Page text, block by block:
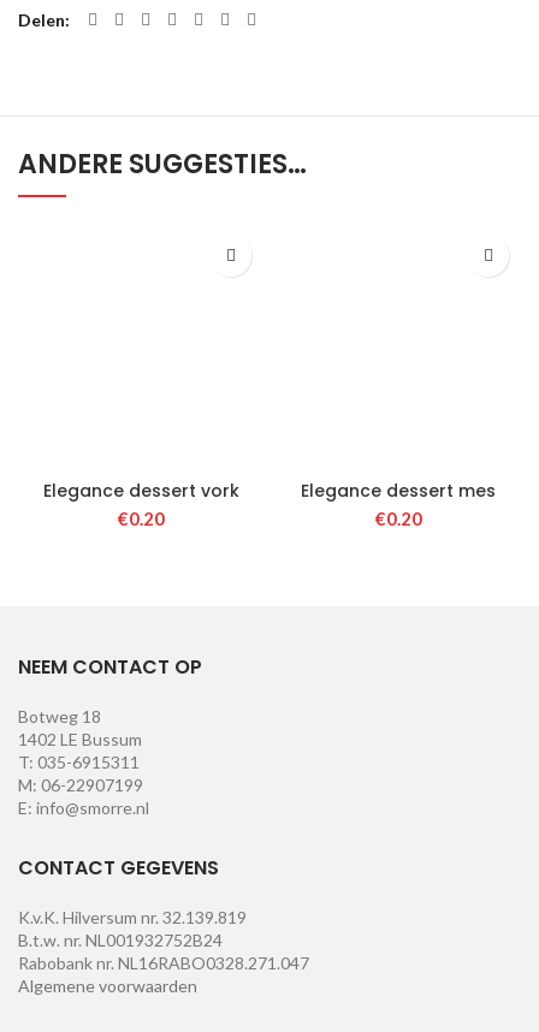
Delen
ANDERE SUGGESTIES…
Elegance dessert vork
€0.20
Elegance dessert mes
€0.20
NEEM CONTACT OP
Botweg 18
1402 LE Bussum
T: 035-6915311
M: 06-22907199
E: info@smorre.nl
CONTACT GEGEVENS
K.v.K. Hilversum nr. 32.139.819
B.t.w. nr. NL001932752B24
Rabobank nr. NL16RABO0328.271.047
Algemene voorwaarden